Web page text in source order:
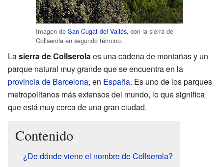
Imagen de San Cugat del Vallés, con la sierra de
Collserola en segundo término.
Lasierra de Collserolaes una cadena de montañas y un
parque natural muy grande que se encuentra en la
provincia de Barcelona, en España. Es uno de los parques
metropolitanos más extensos del mundo, lo que significa
que está muy cerca de una gran ciudad.
Contenido
¿De dónde viene el nombre de Collserola?